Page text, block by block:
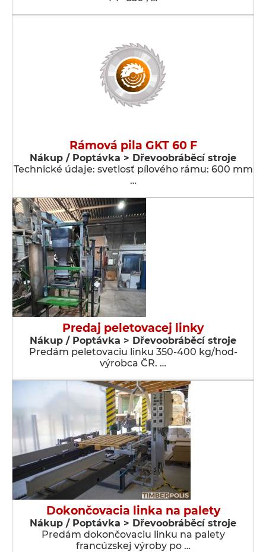
Rámová pila GKT 60 F
Nákup / Poptávka > Dřevoobráběcí stroje
Technické údaje: svetlosť pílového rámu: 600 mm
…
Predaj peletovacej linky
Nákup / Poptávka > Dřevoobráběcí stroje
Predám peletovaciu linku 350-400 kg/hod-
výrobca ČR. …
Dokončovacia linka na palety
Nákup / Poptávka > Dřevoobráběcí stroje
Predám dokončovaciu linku na palety
francúzskej výroby po …